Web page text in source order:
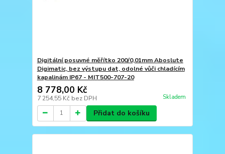
Digitální posuvné měřítko 200/0,01mm Aboslute
Digimatic, bez výstupu dat, odolné vůči chladícím
kapalinám IP67 - MIT500-707-20
8 778,00 Kč
7 254,55 Kč bez DPH Skladem
Přidat do košíku